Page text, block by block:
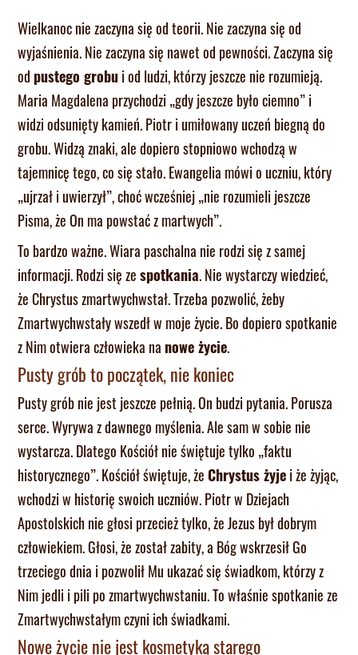
Wielkanoc nie zaczyna się od teorii. Nie zaczyna się od
wyjaśnienia. Nie zaczyna się nawet od pewności. Zaczyna się
od pustego grobui od ludzi, którzy jeszcze nie rozumieją.
Maria Magdalena przychodzi „gdy jeszcze było ciemno” i
widzi odsunięty kamień. Piotr i umiłowany uczeń biegną do
grobu. Widzą znaki, ale dopiero stopniowo wchodzą w
tajemnicę tego, co się stało. Ewangelia mówi o uczniu, który
„ujrzał i uwierzył”, choć wcześniej „nie rozumieli jeszcze
Pisma, że On ma powstać z martwych”.
To bardzo ważne. Wiara paschalna nie rodzi się z samej
informacji. Rodzi się zespotkania. Nie wystarczy wiedzieć,
że Chrystus zmartwychwstał. Trzeba pozwolić, żeby
Zmartwychwstały wszedł w moje życie. Bo dopiero spotkanie
z Nim otwiera człowieka na nowe życie.
Pusty grób to początek, nie koniec
Pusty grób nie jest jeszcze pełnią. On budzi pytania. Porusza
serce. Wyrywa z dawnego myślenia. Ale sam w sobie nie
wystarcza. Dlatego Kościół nie świętuje tylko „faktu
historycznego”. Kościół świętuje, żeChrystus żyjei że żyjąc,
wchodzi w historię swoich uczniów. Piotr w Dziejach
Apostolskich nie głosi przecież tylko, że Jezus był dobrym
człowiekiem. Głosi, że został zabity, a Bóg wskrzesił Go
trzeciego dnia i pozwolił Mu ukazać się świadkom, którzy z
Nim jedli i pili po zmartwychwstaniu. To właśnie spotkanie ze
Zmartwychwstałym czyni ich świadkami.
Nowe życie nie jest kosmetyką starego